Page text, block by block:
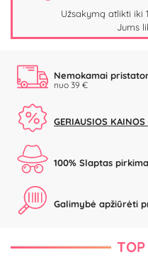
Užsakymą atlikti iki
Jums
Nemokamai
nuo 39 €
GERIAUSIOS
100% Slaptas
Galimybė apžiūrėti
TOP